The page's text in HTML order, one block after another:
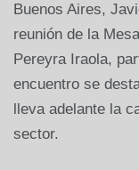
Buenos Aires,
reunión de la
Pereyra Iraola,
encuentro se
lleva adelante la
sector.